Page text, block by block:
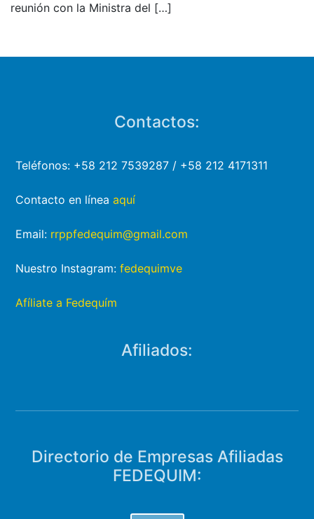
reunión con la Ministra del […]
Contactos:
Teléfonos: +58 212 7539287 / +58 212 4171311
Contacto en líneaaquí
Email: rrppfedequim@gmail.com
Nuestro Instagram:fedequimve
Afíliate a Fedequím
Afiliados:
Directorio de Empresas Afiliadas
FEDEQUIM: